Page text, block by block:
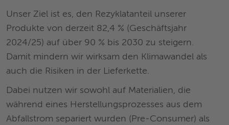
Unser Ziel ist es, den Rezyklatanteil unserer
Produkte von derzeit 82,4 % (Geschäftsjahr
2024/25) auf über 90 % bis 2030 zu steigern.
Damit mindern wir wirksam den Klimawandel als
auch die Risiken in der Lieferkette.
Dabei nutzen wir sowohl auf Materialien, die
während eines Herstellungsprozesses aus dem
Abfallstrom separiert wurden (Pre-Consumer) als